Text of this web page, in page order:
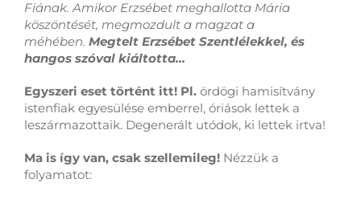
Fiának. Amikor Erzsébet meghallotta Mária
köszöntését, megmozdult a magzat a
méhében. Megtelt Erzsébet Szentlélekkel, és
hangos szóval kiáltotta…
Egyszeri eset történt itt! Pl. ördögi hamisítvány
istenfiak egyesülése emberrel, óriások lettek a
leszármazottaik. Degenerált utódok, ki lettek irtva!
Ma is így van, csak szellemileg! Nézzük a
folyamatot: